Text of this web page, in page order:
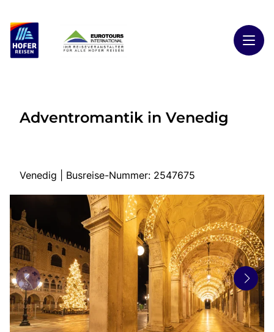
Highlights
Start
Busreisen
Kontakt
zurück zu HOFER REISEN
Adventromantik in Venedig
Venedig | Busreise-Nummer: 2547675